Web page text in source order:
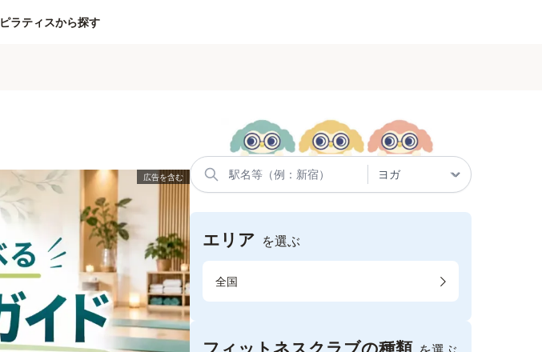
ピラティスから探す
エリア を選ぶ
全国